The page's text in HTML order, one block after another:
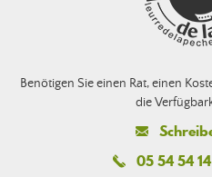
Benötigen Sie einen Rat, einen
die
05 54 54